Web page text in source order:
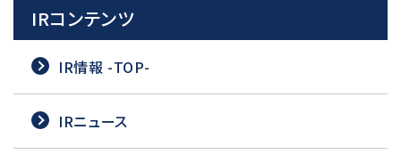
IRコンテンツ
IR情報 -TOP-
IRニュース